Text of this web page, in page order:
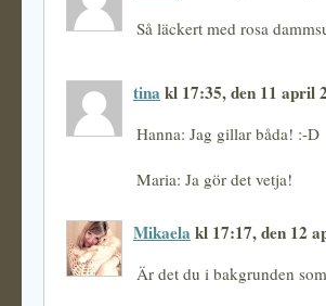
Så läckert med rosa
tina kl 17:35, den 11 april
Hanna: Jag gillar båda! :-D
Maria: Ja gör det vetja!
Mikaela kl 17:17, den 12
Är det du i bakgrunden